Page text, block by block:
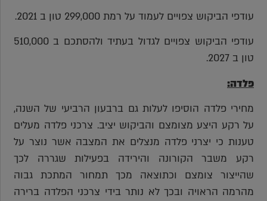
עודפי הביקוש צפויים לעמוד על רמת 299,000 טון ב 2021.
עודפי הביקוש צפויים לגדול בעתיד ולהסתכם ב 510,000
טון ב 2027.
פלדה:
מחירי פלדה הוסיפו לעלות גם ברבעון הרביעי של השנה,
על רקע היצע מצומצם והביקוש יציב. צרכני פלדה מעלים
טענות כי יצרני פלדה מנצלים את המצבה אשר נוצר על
רקע משבר הקורונה והירידה בפעילות שגררה לכך
שהייצור צומצם וכתוצאה מכך תמחור המתכת גבוה
מהרמה הראויה ובכך לא נותר בידי צרכני הפלדה ברירה